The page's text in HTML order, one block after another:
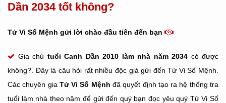
Dần 2034 tốt không?
Tử Vi Số Mệnh gửi lời chào đầu tiên đến bạn
Gia chủ tuổi Canh Dần 2010 làm nhà năm 2034 có được
không?. Đây là câu hỏi rất nhiều độc giả gửi đến Tử Vi Số Mệnh.
Các chuyên gia Tử Vi Số Mệnh đã quyết định tạo ra hệ thống tra
tuổi làm nhà theo năm để gửi đến quý bạn đọc yêu quý Tử Vi Số